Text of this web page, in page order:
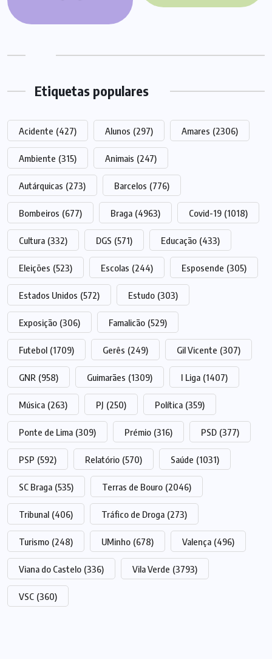
Etiquetas populares
Acidente (427) Alunos (297) Amares (2306)
Ambiente (315) Animais (247)
Autárquicas (273) Barcelos (776)
Bombeiros (677) Braga (4963) Covid-19 (1018)
Cultura (332) DGS (571) Educação (433)
Eleições (523) Escolas (244) Esposende (305)
Estados Unidos (572) Estudo (303)
Exposição (306) Famalicão (529)
Futebol (1709) Gerês (249) Gil Vicente (307)
GNR (958) Guimarães (1309) I Liga (1407)
Música (263) PJ (250) Política (359)
Ponte de Lima (309) Prémio (316) PSD (377)
PSP (592) Relatório (570) Saúde (1031)
SC Braga (535) Terras de Bouro (2046)
Tribunal (406) Tráfico de Droga (273)
Turismo (248) UMinho (678) Valença (496)
Viana do Castelo (336) Vila Verde (3793)
VSC (360)